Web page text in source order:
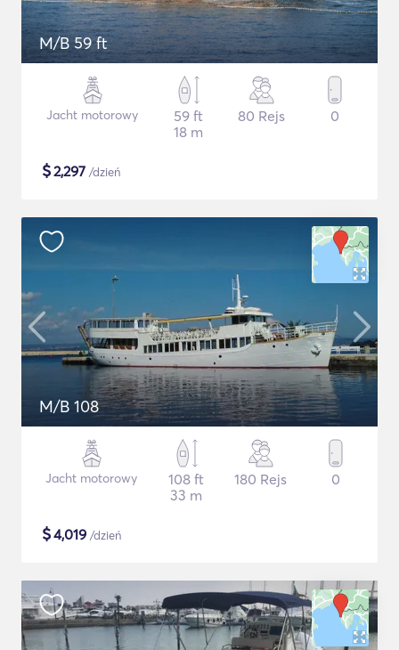
M/B 59 ft
Jacht motorowy
59 ft
18 m
80 Rejs 0
$2,297 /dzień
M/B 108
Jacht motorowy
108 ft
33 m
180 Rejs 0
$4,019 /dzień